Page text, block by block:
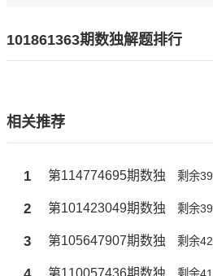
101861363期数独解题排行
相关推荐
1 第114774695期数独 剩余39
2 第101423049期数独 剩余39
3 第105647907期数独 剩余42
第110057436期数独